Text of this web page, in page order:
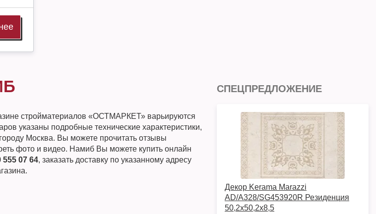
стройматериалов «ОСТМАРКЕТ» варьируются
указаны подробные технические характеристики,
Москва. Вы можете прочитать отзывы
фото и видео. Намиб Вы можете купить онлайн
555 07 64, заказать доставку по указанному адресу
СПЕЦПРЕДЛОЖЕНИЕ
Декор Kerama Marazzi
AD/A328/SG453920R Резиденция
50,2x50,2x8,5